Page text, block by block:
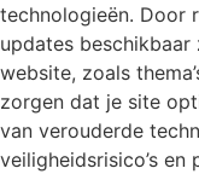
technologieën. Door
updates
website, zoals
zorgen dat je site
van verouderde
veiligheidsrisico’s